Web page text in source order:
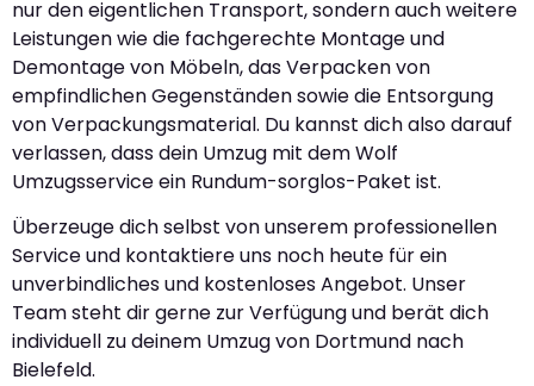
nur den eigentlichen Transport, sondern auch weitere
Leistungen wie die fachgerechte Montage und
Demontage von Möbeln, das Verpacken von
empfindlichen Gegenständen sowie die Entsorgung
von Verpackungsmaterial. Du kannst dich also darauf
verlassen, dass dein Umzug mit dem Wolf
Umzugsservice ein Rundum-sorglos-Paket ist.
Überzeuge dich selbst von unserem professionellen
Service und kontaktiere uns noch heute für ein
unverbindliches und kostenloses Angebot. Unser
Team steht dir gerne zur Verfügung und berät dich
individuell zu deinem Umzug von Dortmund nach
Bielefeld.